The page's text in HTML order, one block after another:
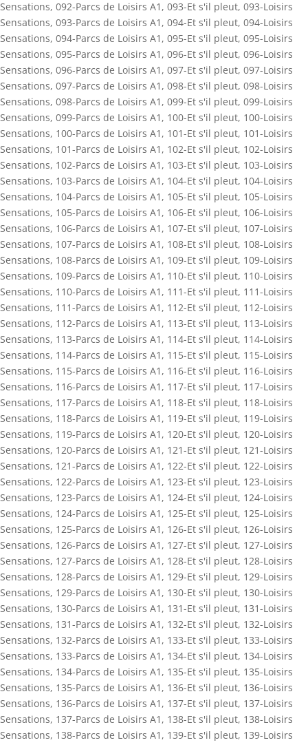
Sensations, 092-Parcs de Loisirs A1 , 093-Et s'il pleut, 093-Loisirs
Sensations, 093-Parcs de Loisirs A1 , 094-Et s'il pleut, 094-Loisirs
Sensations, 094-Parcs de Loisirs A1 , 095-Et s'il pleut, 095-Loisirs
Sensations, 095-Parcs de Loisirs A1 , 096-Et s'il pleut, 096-Loisirs
Sensations, 096-Parcs de Loisirs A1 , 097-Et s'il pleut, 097-Loisirs
Sensations, 097-Parcs de Loisirs A1 , 098-Et s'il pleut, 098-Loisirs
Sensations, 098-Parcs de Loisirs A1 , 099-Et s'il pleut, 099-Loisirs
Sensations, 099-Parcs de Loisirs A1 , 100-Et s'il pleut, 100-Loisirs
Sensations, 100-Parcs de Loisirs A1 , 101-Et s'il pleut, 101-Loisirs
Sensations, 101-Parcs de Loisirs A1 , 102-Et s'il pleut, 102-Loisirs
Sensations, 102-Parcs de Loisirs A1 , 103-Et s'il pleut, 103-Loisirs
Sensations, 103-Parcs de Loisirs A1 , 104-Et s'il pleut, 104-Loisirs
Sensations, 104-Parcs de Loisirs A1 , 105-Et s'il pleut, 105-Loisirs
Sensations, 105-Parcs de Loisirs A1 , 106-Et s'il pleut, 106-Loisirs
Sensations, 106-Parcs de Loisirs A1 , 107-Et s'il pleut, 107-Loisirs
Sensations, 107-Parcs de Loisirs A1 , 108-Et s'il pleut, 108-Loisirs
Sensations, 108-Parcs de Loisirs A1 , 109-Et s'il pleut, 109-Loisirs
Sensations, 109-Parcs de Loisirs A1 , 110-Et s'il pleut, 110-Loisirs
Sensations, 110-Parcs de Loisirs A1 , 111-Et s'il pleut, 111-Loisirs
Sensations, 111-Parcs de Loisirs A1 , 112-Et s'il pleut, 112-Loisirs
Sensations, 112-Parcs de Loisirs A1 , 113-Et s'il pleut, 113-Loisirs
Sensations, 113-Parcs de Loisirs A1 , 114-Et s'il pleut, 114-Loisirs
Sensations, 114-Parcs de Loisirs A1 , 115-Et s'il pleut, 115-Loisirs
Sensations, 115-Parcs de Loisirs A1 , 116-Et s'il pleut, 116-Loisirs
Sensations, 116-Parcs de Loisirs A1 , 117-Et s'il pleut, 117-Loisirs
Sensations, 117-Parcs de Loisirs A1 , 118-Et s'il pleut, 118-Loisirs
Sensations, 118-Parcs de Loisirs A1 , 119-Et s'il pleut, 119-Loisirs
Sensations, 119-Parcs de Loisirs A1 , 120-Et s'il pleut, 120-Loisirs
Sensations, 120-Parcs de Loisirs A1 , 121-Et s'il pleut, 121-Loisirs
Sensations, 121-Parcs de Loisirs A1 , 122-Et s'il pleut, 122-Loisirs
Sensations, 122-Parcs de Loisirs A1 , 123-Et s'il pleut, 123-Loisirs
Sensations, 123-Parcs de Loisirs A1 , 124-Et s'il pleut, 124-Loisirs
Sensations, 124-Parcs de Loisirs A1 , 125-Et s'il pleut, 125-Loisirs
Sensations, 125-Parcs de Loisirs A1 , 126-Et s'il pleut, 126-Loisirs
Sensations, 126-Parcs de Loisirs A1 , 127-Et s'il pleut, 127-Loisirs
Sensations, 127-Parcs de Loisirs A1 , 128-Et s'il pleut, 128-Loisirs
Sensations, 128-Parcs de Loisirs A1 , 129-Et s'il pleut, 129-Loisirs
Sensations, 129-Parcs de Loisirs A1 , 130-Et s'il pleut, 130-Loisirs
Sensations, 130-Parcs de Loisirs A1 , 131-Et s'il pleut, 131-Loisirs
Sensations, 131-Parcs de Loisirs A1 , 132-Et s'il pleut, 132-Loisirs
Sensations, 132-Parcs de Loisirs A1 , 133-Et s'il pleut, 133-Loisirs
Sensations, 133-Parcs de Loisirs A1 , 134-Et s'il pleut, 134-Loisirs
Sensations, 134-Parcs de Loisirs A1 , 135-Et s'il pleut, 135-Loisirs
Sensations, 135-Parcs de Loisirs A1 , 136-Et s'il pleut, 136-Loisirs
Sensations, 136-Parcs de Loisirs A1 , 137-Et s'il pleut, 137-Loisirs
Sensations, 137-Parcs de Loisirs A1 , 138-Et s'il pleut, 138-Loisirs
Sensations, 138-Parcs de Loisirs A1 , 139-Et s'il pleut, 139-Loisirs